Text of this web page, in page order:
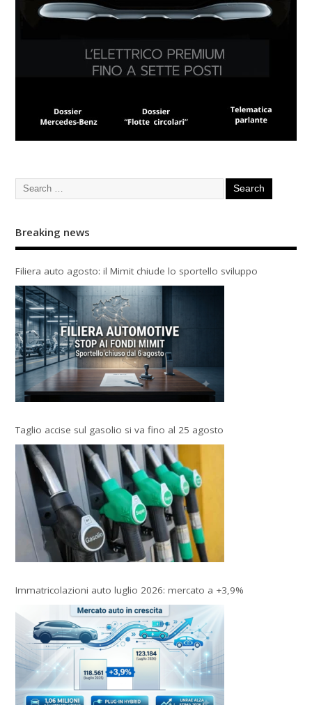
Breaking news
Filiera auto agosto: il Mimit chiude lo sportello sviluppo
Taglio accise sul gasolio si va fino al 25 agosto
Immatricolazioni auto luglio 2026: mercato a +3,9%